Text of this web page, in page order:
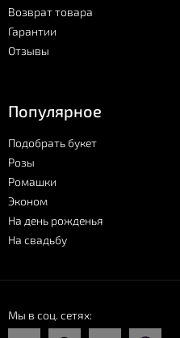
Возврат товара
Гарантии
Отзывы
Популярное
Подобрать букет
Розы
Ромашки
Эконом
На день рожденья
На свадьбу
Мы в соц. сетях